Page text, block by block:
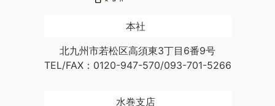
本社
北九州市若松区高須東3丁目6番9号
TEL/FAX：0120-947-570/093-701-5266
水巻支店